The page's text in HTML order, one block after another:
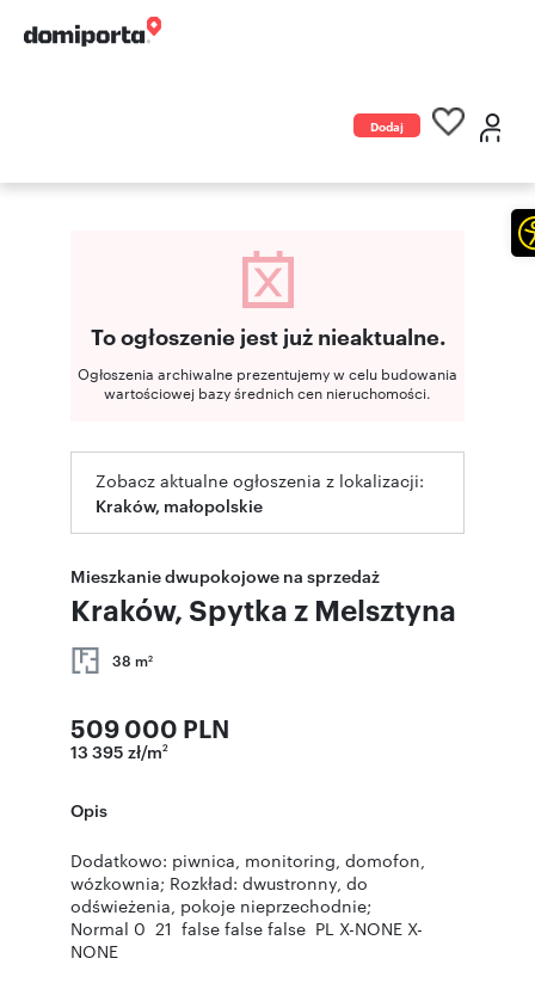
Dodaj
To ogłoszenie jest już nieaktualne.
Ogłoszenia archiwalne prezentujemy w celu budowania
wartościowej bazy średnich cen nieruchomości.
Zobacz aktualne ogłoszenia z lokalizacji:
Kraków, małopolskie
Mieszkanie dwupokojowe na sprzedaż
Kraków, Spytka z Melsztyna
38 m2
509 000 PLN
13 395 zł/m2
Opis
Dodatkowo: piwnica, monitoring, domofon,
wózkownia; Rozkład: dwustronny, do
odświeżenia, pokoje nieprzechodnie;
Normal 0 21 false false false PL X-NONE X-
NONE